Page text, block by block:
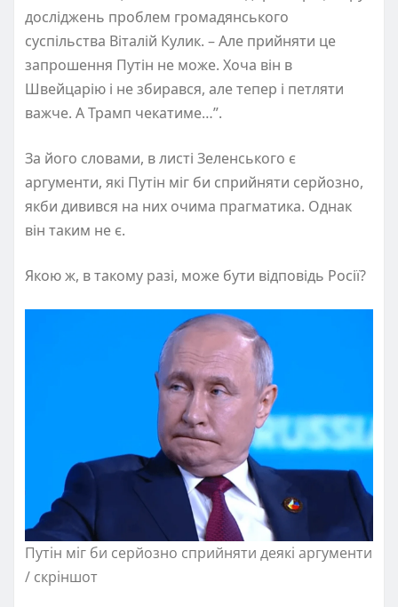
досліджень проблем громадянського
суспільства Віталій Кулик. – Але прийняти це
запрошення Путін не може. Хоча він в
Швейцарію і не збирався, але тепер і петляти
важче. А Трамп чекатиме…”.
За його словами, в листі Зеленського є
аргументи, які Путін міг би сприйняти серйозно,
якби дивився на них очима прагматика. Однак
він таким не є.
Якою ж, в такому разі, може бути відповідь Росії?
Путін міг би серйозно сприйняти деякі аргументи
/ скріншот